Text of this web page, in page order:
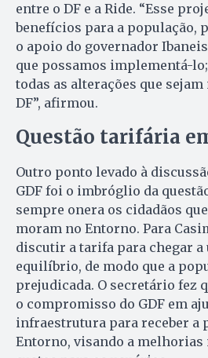
entre o DF e a Ride. “Esse
benefícios para a população,
o apoio do governador
que possamos implementá-
todas as alterações que
DF”, afirmou.
Questão tarifária
Outro ponto levado à
GDF foi o imbróglio da
sempre onera os cidadãos
moram no Entorno. Para
discutir a tarifa para chegar a
equilíbrio, de modo que a
prejudicada. O secretário fez
o compromisso do GDF em
infraestrutura para receber a
Entorno, visando a melhorias